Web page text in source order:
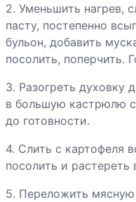
с томатом
Капуста по-
ирландски
Картофель с
2. Уменьшить нагрев,
пасту, постепенно
бульон, добавить
посолить, поперчить.
3. Разогреть духовку
в большую кастрюлю
до готовности.
4. Слить с картофеля
посолить и растереть
5. Переложить